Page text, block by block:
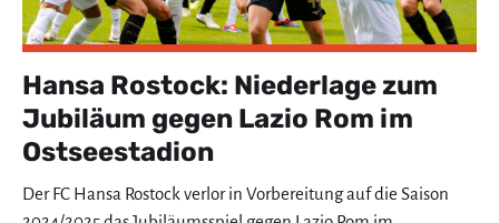
Hansa Rostock: Niederlage zum
Jubiläum gegen Lazio Rom im
Ostseestadion
Der FC Hansa Rostock verlor in Vorbereitung auf die Saison